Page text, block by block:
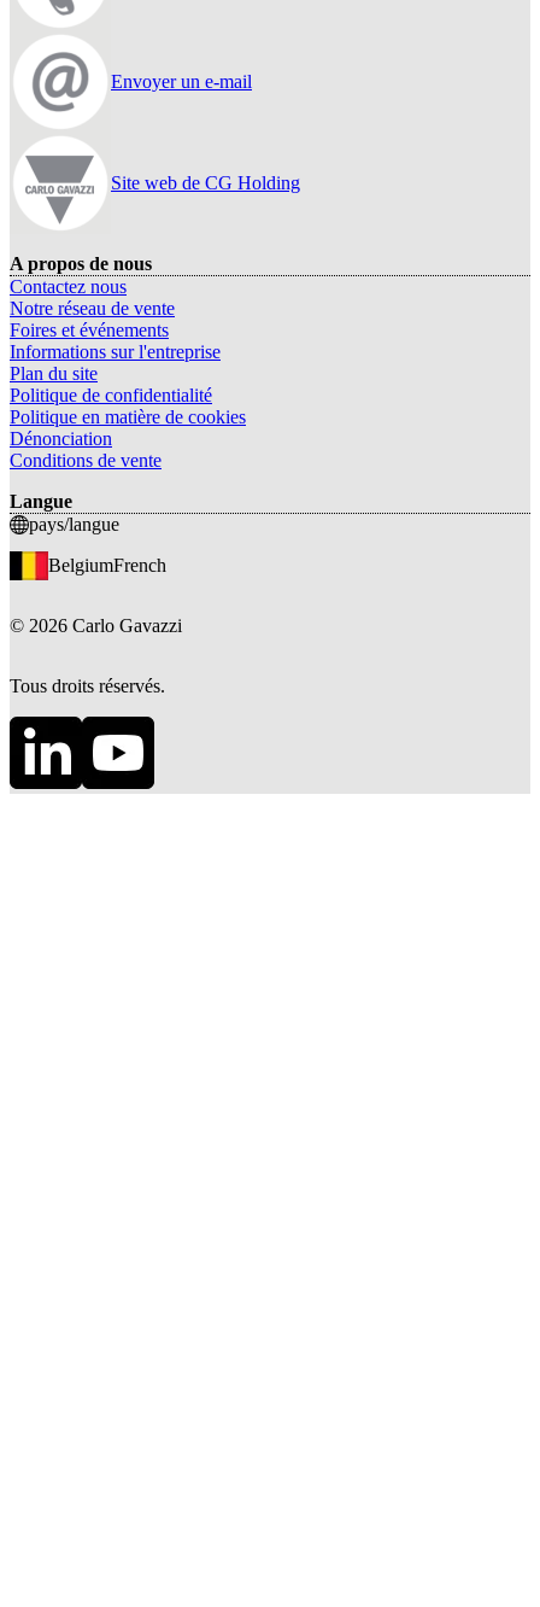
Envoyer un e-mail
Site web de CG Holding
A propos de nous
Contactez nous
Notre réseau de vente
Foires et événements
Informations sur l'entreprise
Plan du site
Politique de confidentialité
Politique en matière de cookies
Dénonciation
Conditions de vente
Langue
pays/langue
BelgiumFrench
© 2026 Carlo Gavazzi
Tous droits réservés.